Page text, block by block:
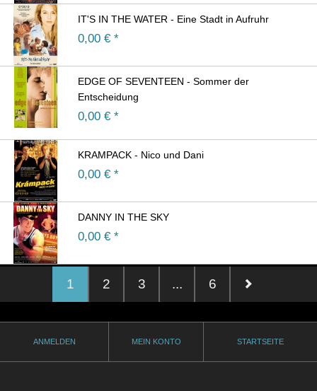
IT'S IN THE WATER - Eine Stadt in Aufruhr
0,00 € *
EDGE OF SEVENTEEN - Sommer der
Entscheidung
0,00 € *
KRAMPACK - Nico und Dani
0,00 € *
DANNY IN THE SKY
0,00 € *
1 2 3 ... 6
ANMELDEN MEIN KONTO STARTSEITE